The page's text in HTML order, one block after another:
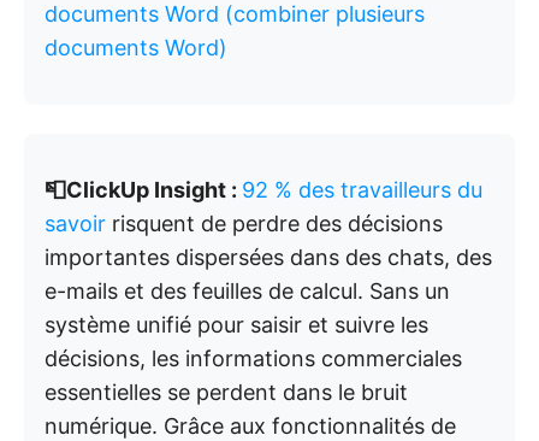
documents Word (combiner plusieurs
documents Word)
📮ClickUp Insight : 92 % des travailleurs du
savoir risquent de perdre des décisions
importantes dispersées dans des chats, des
e-mails et des feuilles de calcul. Sans un
système unifié pour saisir et suivre les
décisions, les informations commerciales
essentielles se perdent dans le bruit
numérique. Grâce aux fonctionnalités de